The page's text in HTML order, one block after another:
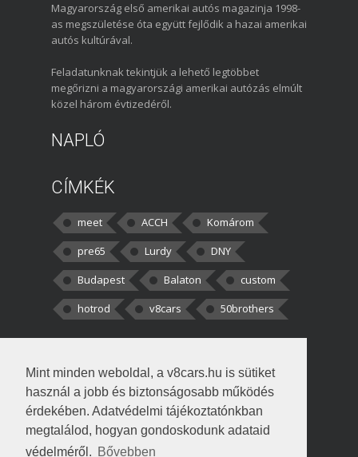
Mint minden weboldal, a v8cars.hu is sütiket
használ a jobb és biztonságosabb működés
érdekében. Adatvédelmi tájékoztatónkban
megtalálod, hogyan gondoskodunk adataid
védelméről. Bővebben
Magyarország első amerikai autós magazinja 1998-
as megszületése óta együtt fejlődik a hazai amerikai
autós kultúrával.
Feladatunknak tekintjük a lehető legtöbbet
megőrizni a magyarországi amerikai autózás elmúlt
közel három évtizedéről.
NAPLÓ
CÍMKÉK
meet ACCH
Komárom
pre65
Lurdy
DNY
Budapest
Balaton
custom
hotrod
v8cars 50brothers
kortisz:Elszúrtam! Én csak két
darabbaal számoltam. Nem tudtam, hogy fél autót,
Béke: Tényleg nagyon jó kérdés volt